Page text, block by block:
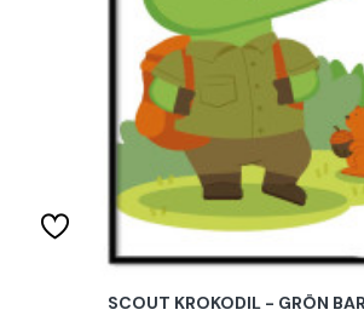
SCOUT KROKODIL - GRÖN